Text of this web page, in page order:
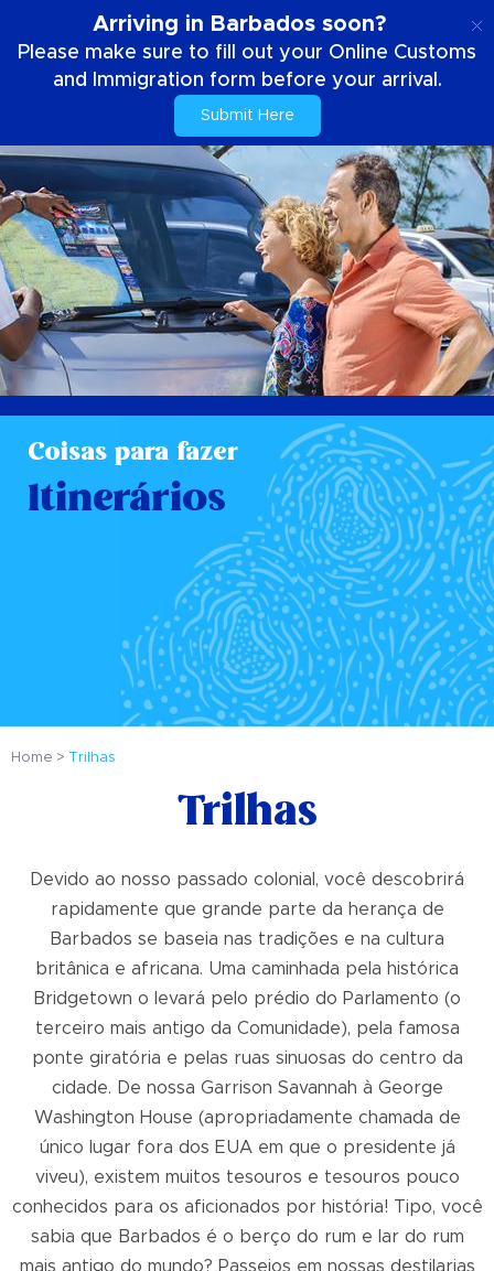
Arriving in Barbados soon?
Please make sure to fill out your Online Customs
and Immigration form before your arrival.
Submit Here
Coisas para fazer
Itinerários
Home Trilhas
Trilhas
Devido ao nosso passado colonial, você descobrirá
rapidamente que grande parte da herança de
Barbados se baseia nas tradições e na cultura
britânica e africana. Uma caminhada pela histórica
Bridgetown o levará pelo prédio do Parlamento (o
terceiro mais antigo da Comunidade), pela famosa
ponte giratória e pelas ruas sinuosas do centro da
cidade. De nossa Garrison Savannah à George
Washington House (apropriadamente chamada de
único lugar fora dos EUA em que o presidente já
viveu), existem muitos tesouros e tesouros pouco
conhecidos para os aficionados por história! Tipo, você
sabia que Barbados é o berço do rum e lar do rum
mais antigo do mundo? Passeios em nossas destilarias